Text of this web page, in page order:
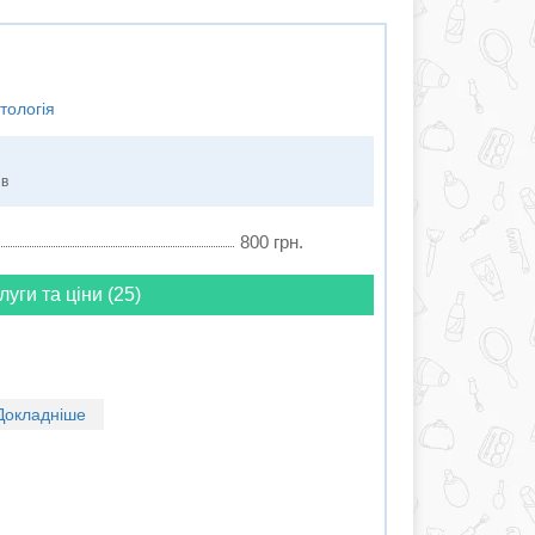
800 грн.
та ціни (25)